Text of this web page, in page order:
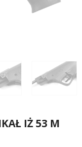
IŻ 53 M